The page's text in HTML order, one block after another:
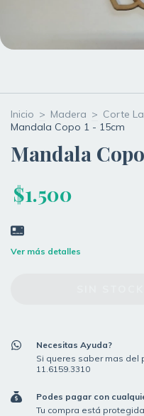
Inicio > Madera > Corte
Mandala Copo 1 - 15cm
Mandala
$1.500
Ver más detalles
Necesitas Ayuda?
Si queres saber mas del
11.6159.3310
Podes pagar con
Tu compra está